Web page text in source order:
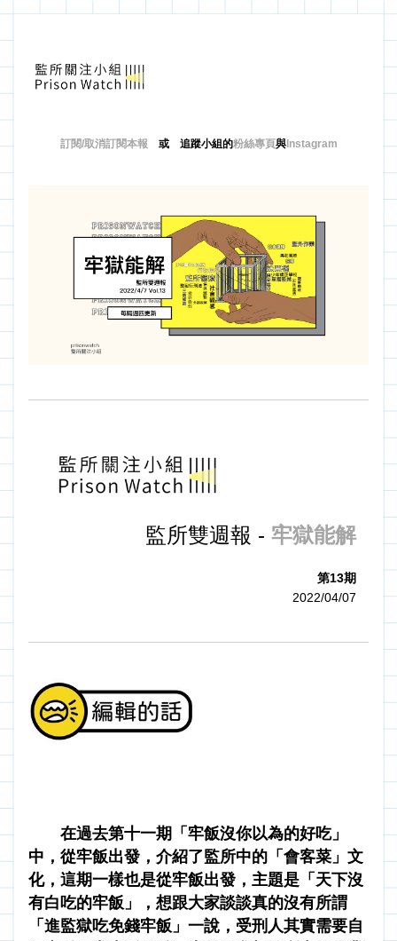
訂閱/取消訂閱本報 或　追蹤小組的粉絲專頁與Instagram
監所雙週報 - 牢獄能解
第13期
2022/04/07
在過去第十一期「牢飯沒你以為的好吃」
中，從牢飯出發，介紹了監所中的「會客菜」文
化，這期一樣也是從牢飯出發，主題是「天下沒
有白吃的牢飯」，想跟大家談談真的沒有所謂
「進監獄吃免錢牢飯」一說，受刑人其實需要自